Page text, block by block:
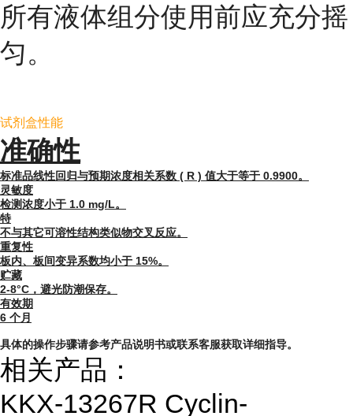
所有液体组分使用前应充分摇
匀。
试剂盒性能
准确性
标准品线性回归与预期浓度相关系数 ( R ) 值大于等于 0.9900。
灵敏度
检测浓度小于 1.0 mg/L。
特
不与其它可溶性结构类似物交叉反应。
重复性
板内、板间变异系数均小于 15%。
贮藏
2-8°C，避光防潮保存。
有效期
6 个月
具体的操作步骤请参考产品说明书或联系客服获取详细指导。
相关产品：
KKX-13267R Cyclin-